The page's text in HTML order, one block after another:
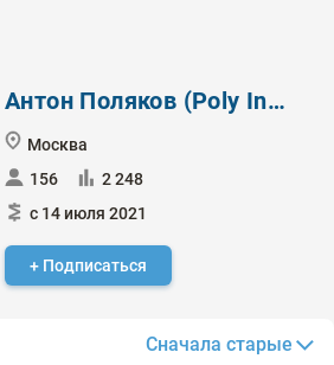
Антон Поляков (Poly Invest)
Москва
156
2 248
с 14 июля 2021
+ Подписаться
Сначала старые